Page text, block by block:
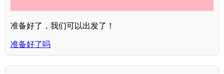
准备好了，我们可以出发了！
准备好了吗